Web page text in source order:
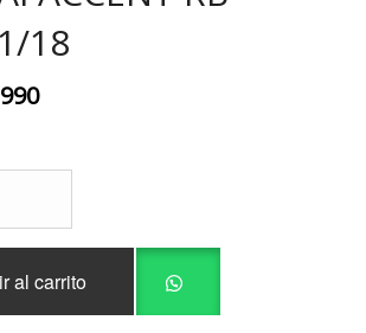
18
El
actual
$24.990.
al carrito